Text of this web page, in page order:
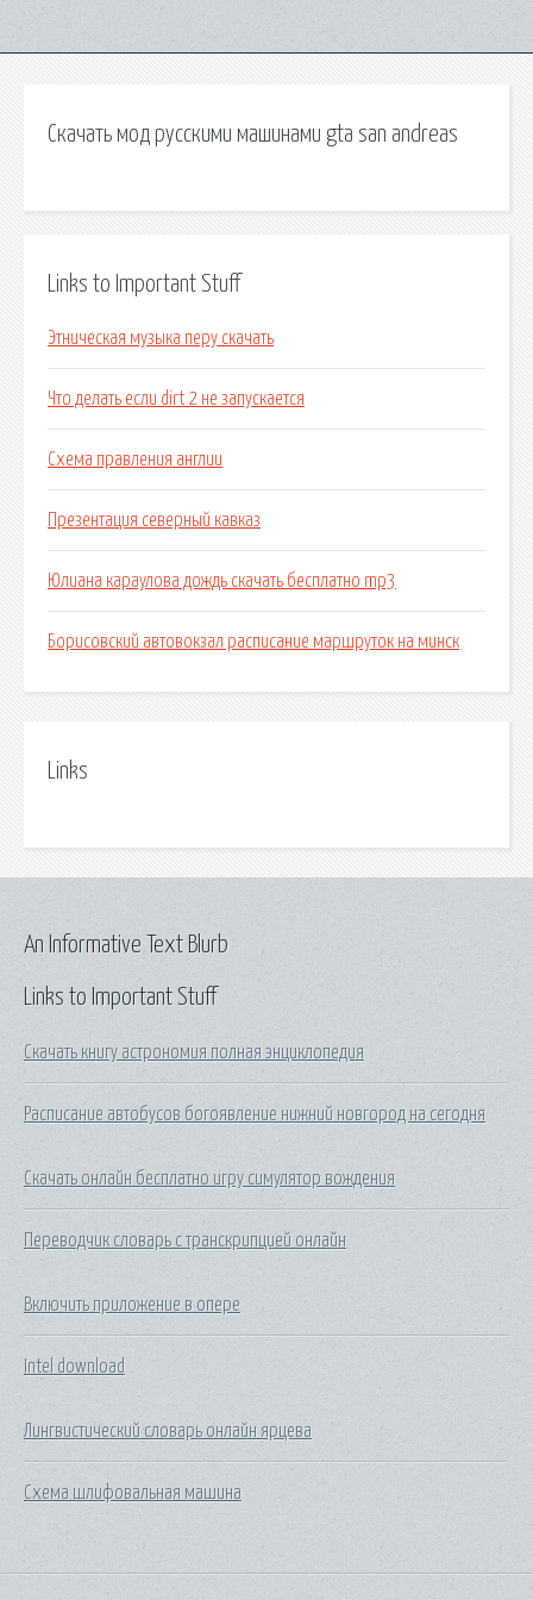
Скачать мод русскими машинами gta san andreas
Links to Important Stuff
Этническая музыка перу скачать
Что делать если dirt 2 не запускается
Схема правления англии
Презентация северный кавказ
Юлиана караулова дождь скачать бесплатно mp3
Борисовский автовокзал расписание маршруток на минск
Links
Links to Important Stuff
Скачать книгу астрономия полная энциклопедия
Расписание автобусов богоявление нижний новгород на сегодня
Скачать онлайн бесплатно игру симулятор вождения
Переводчик словарь с транскрипцией онлайн
Включить приложение в опере
Intel download
Лингвистический словарь онлайн ярцева
Схема шлифовальная машина
An Informative Text Blurb